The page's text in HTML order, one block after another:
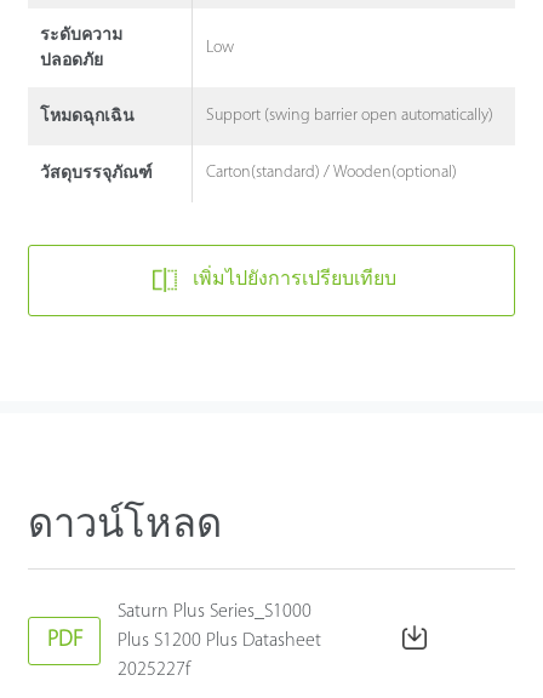
ระดับความ
ปลอดภัย
Low
โหมดฉุกเฉิน Support (swing barrier open automatically)
วัสดุบรรจุภัณฑ์ Carton(standard) / Wooden(optional)
เพิ่มไปยังการเปรียบเทียบ
ดาวน์โหลด
PDF
Saturn Plus Series_S1000
Plus S1200 Plus Datasheet
2025227f